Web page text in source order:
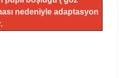
nedeniyle adaptasyon